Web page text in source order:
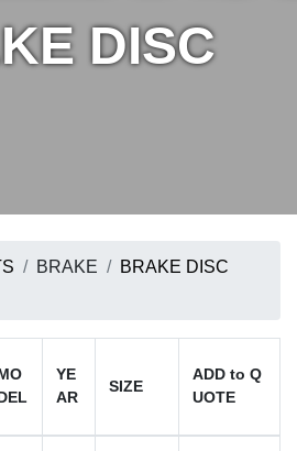
DISC
BRAKE
BRAKE DISC
YE
AR
SIZE
ADD to Q
UOTE